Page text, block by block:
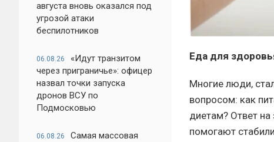
августа вновь оказался под
угрозой атаки
беспилотников
06.08.26
«Идут транзитом
через приграничье»: офицер
назвал точки запуска
дронов ВСУ по
Подмосковью
06.08.26
Самая массовая
Еда для
Многие люди,
вопросом: как
диетам? Ответ на
помогают